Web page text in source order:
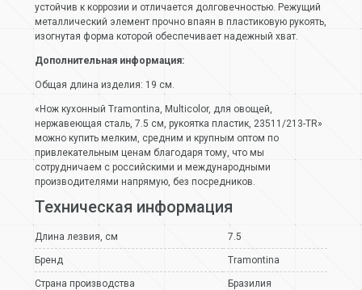
устойчив к коррозии и отличается долговечностью. Режущий
металлический элемент прочно впаян в пластиковую рукоять,
изогнутая форма которой обеспечивает надежный хват.
Дополнительная информация:
Общая длина изделия: 19 см.
«Нож кухонный Tramontina, Multicolor, для овощей,
нержавеющая сталь, 7.5 см, рукоятка пластик, 23511/213-TR»
можно купить мелким, средним и крупным оптом по
привлекательным ценам благодаря тому, что мы
сотрудничаем с российскими и международными
производителями напрямую, без посредников.
Техническая информация
Длина лезвия, см 7.5
Бренд Tramontina
Страна производства Бразилия